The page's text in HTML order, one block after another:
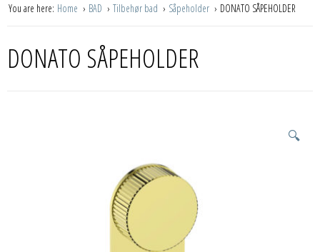
You are here: Home BAD Tilbehør bad Såpeholder DONATO SÅPEHOLDER
DONATO SÅPEHOLDER
🔍